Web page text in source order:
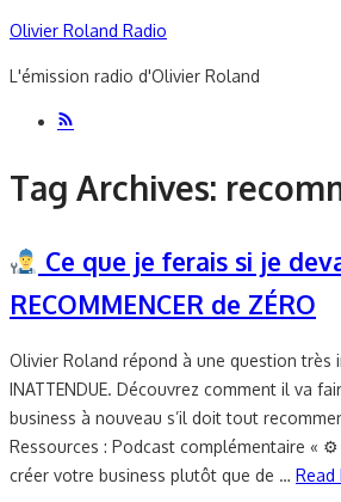
Skip
content
Olivier Roland Radio
L'émission radio d'Olivier Roland
Tag Archives:
Ce que je ferais si je
RECOMMENCER de ZÉRO
Olivier Roland répond à une question très
INATTENDUE. Découvrez comment il va
business à nouveau s’il doit tout
Ressources : Podcast complémentaire «
créer votre business plutôt que de … Read